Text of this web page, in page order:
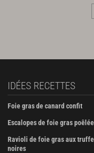
IDÉES RECETTES
Foie gras de canard confit
Escalopes de foie gras
Ravioli de foie gras aux
noires